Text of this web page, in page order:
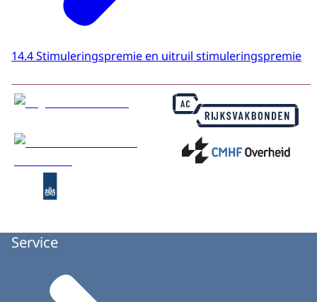
14.4 Stimuleringspremie en uitruil stimuleringspremie
Service